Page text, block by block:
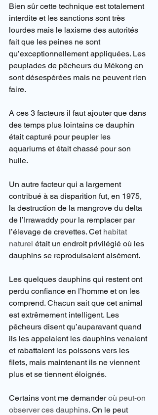
Bien sûr cette technique est totalement
interdite et les sanctions sont très
lourdes mais le laxisme des autorités
fait que les peines ne sont
qu’exceptionnellement appliquées. Les
peuplades de pêcheurs du Mékong en
sont désespérées mais ne peuvent rien
faire.
A ces 3 facteurs il faut ajouter que dans
des temps plus lointains ce dauphin
était capturé pour peupler les
aquariums et était chassé pour son
huile.
Un autre facteur qui a largement
contribué à sa disparition fut, en 1975,
la destruction de la mangrove du delta
de l’Irrawaddy pour la remplacer par
l’élevage de crevettes. Cet habitat
naturel était un endroit privilégié où les
dauphins se reproduisaient aisément.
Les quelques dauphins qui restent ont
perdu confiance en l’homme et on les
comprend. Chacun sait que cet animal
est extrêmement intelligent. Les
pêcheurs disent qu’auparavant quand
ils les appelaient les dauphins venaient
et rabattaient les poissons vers les
filets, mais maintenant ils ne viennent
plus et se tiennent éloignés.
Certains vont me demander où peut-on
observer ces dauphins. On le peut